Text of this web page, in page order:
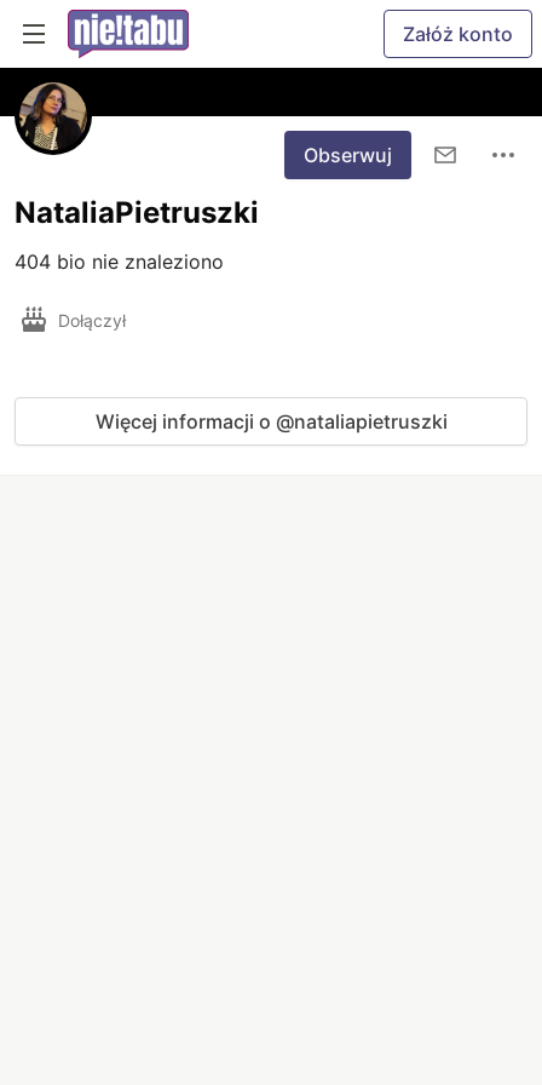
Załóż konto
Obserwuj
NataliaPietruszki
404 bio nie znaleziono
Dołączył
Więcej informacji o @nataliapietruszki